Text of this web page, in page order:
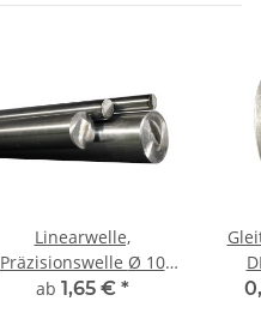
Linearwelle,
Präzisionswelle Ø 10
mm, gehärtet,
ab 1,65 € *